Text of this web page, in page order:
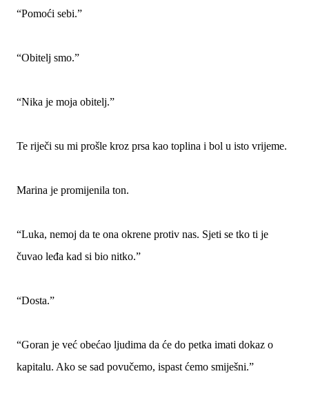
“Pomoći sebi.”
“Obitelj smo.”
“Nika je moja obitelj.”
Te riječi su mi prošle kroz prsa kao toplina i bol u isto vrijeme.
Marina je promijenila ton.
“Luka, nemoj da te ona okrene protiv nas. Sjeti se tko ti je
čuvao leđa kad si bio nitko.”
“Dosta.”
“Goran je već obećao ljudima da će do petka imati dokaz o
kapitalu. Ako se sad povučemo, ispast ćemo smiješni.”